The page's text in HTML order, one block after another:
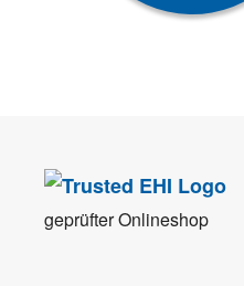
geprüfter Onlineshop